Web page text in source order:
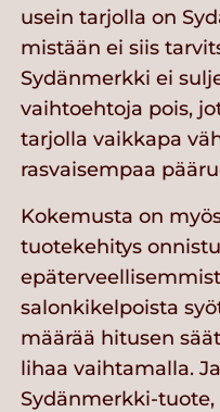
usein tarjolla on
mistään ei siis
Sydänmerkki ei
vaihtoehtoja pois,
tarjolla vaikkapa
rasvaisempaa
Kokemusta on
tuotekehitys
salonkikelpoista
määrää hitusen
lihaa vaihtamalla.
Sydänmerkki-tuote,